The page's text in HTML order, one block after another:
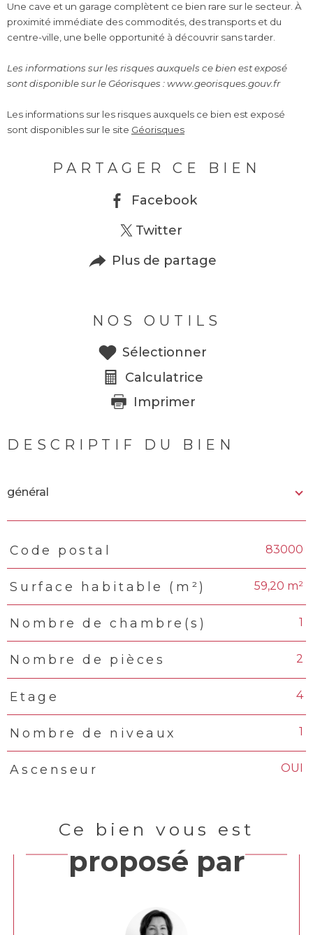
Une cave et un garage complètent ce bien rare sur le secteur. À
proximité immédiate des commodités, des transports et du
centre-ville, une belle opportunité à découvrir sans tarder.
Les informations sur les risques auxquels ce bien est exposé
sont disponible sur le Géorisques : www.georisques.gouv.fr
Les informations sur les risques auxquels ce bien est exposé
sont disponibles sur le site Géorisques
PARTAGER CE BIEN
Facebook
Twitter
Plus de partage
NOS OUTILS
Sélectionner
Calculatrice
Imprimer
DESCRIPTIF DU BIEN
général
TRAD_PAMPERO_Caracteristique
Code postal 83000
Surface habitable (m²) 59,20 m²
Nombre de chambre(s) 1
Nombre de pièces 2
Etage 4
Nombre de niveaux 1
Ascenseur OUI
Ce bien vous est
proposé par